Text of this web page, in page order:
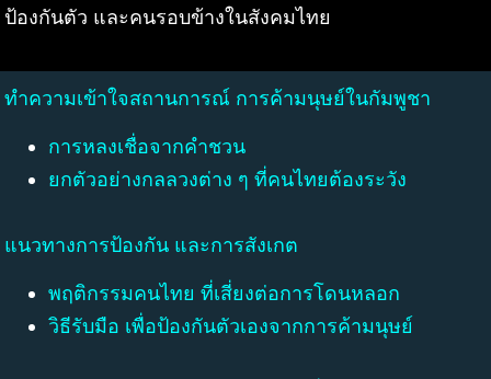
ป้องกันตัว และคนรอบข้างในสังคมไทย
ทำความเข้าใจสถานการณ์ การค้ามนุษย์ในกัมพูชา
การหลงเชื่อจากคำชวน
ยกตัวอย่างกลลวงต่าง ๆ ที่คนไทยต้องระวัง
แนวทางการป้องกัน และการสังเกต
พฤติกรรมคนไทย ที่เสี่ยงต่อการโดนหลอก
วิธีรับมือ เพื่อป้องกันตัวเองจากการค้ามนุษย์